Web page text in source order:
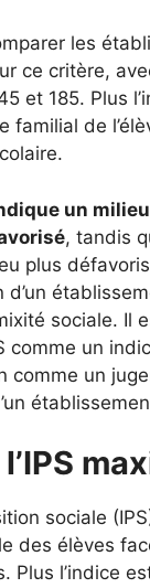
les
ce critère,
et 185. Plus
familial de
un
, tandis
plus
d’un
sociale. Il
comme un
comme un
sociale
des élèves
Plus l’indice